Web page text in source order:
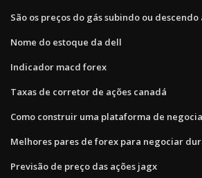
São os preços do gás subindo ou descendo
Nome do estoque da dell
Indicador macd forex
Taxas de corretor de ações canadá
Como construir uma plataforma de
Melhores pares de forex para negociar
Previsão de preço das ações jagx